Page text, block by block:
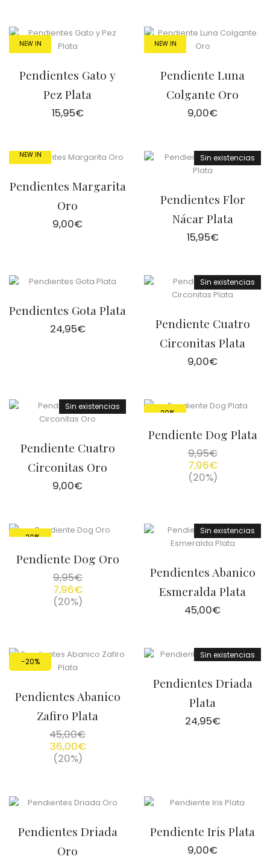
NEW IN
Pendientes Gato y
Pez Plata
15,95€
NEW IN
Pendiente Luna
Colgante Oro
9,00€
NEW IN
Pendientes Margarita
Oro
9,00€
Sin existencias
Pendientes Flor
Nácar Plata
15,95€
Pendientes Gota Plata
24,95€
Sin existencias
Pendiente Cuatro
Circonitas Plata
9,00€
Sin existencias
Pendiente Cuatro
Circonitas Oro
9,00€
-20%
Pendiente Dog Plata
9,95€
7,96€
(20%)
-20%
Pendiente Dog Oro
9,95€
7,96€
(20%)
Sin existencias
Pendientes Abanico
Esmeralda Plata
45,00€
-20%
Pendientes Abanico
Zafiro Plata
45,00€
36,00€
(20%)
Sin existencias
Pendientes Driada
Plata
24,95€
Pendientes Driada
Oro
Pendiente Iris Plata
9,00€